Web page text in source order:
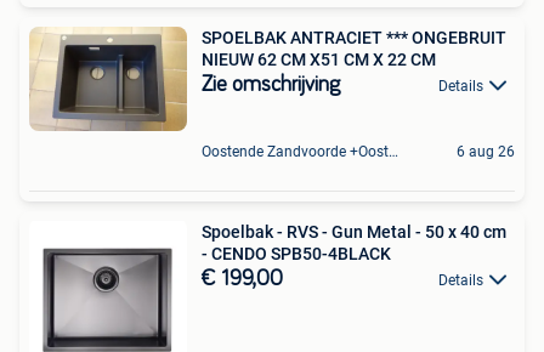
SPOELBAK ANTRACIET *** ONGEBRUIT
NIEUW 62 CM X51 CM X 22 CM
Zie omschrijving Details
Oostende Zandvoorde +Oostende 6 aug 26
Spoelbak - RVS - Gun Metal - 50 x 40 cm
- CENDO SPB50-4BLACK
€ 199,00 Details